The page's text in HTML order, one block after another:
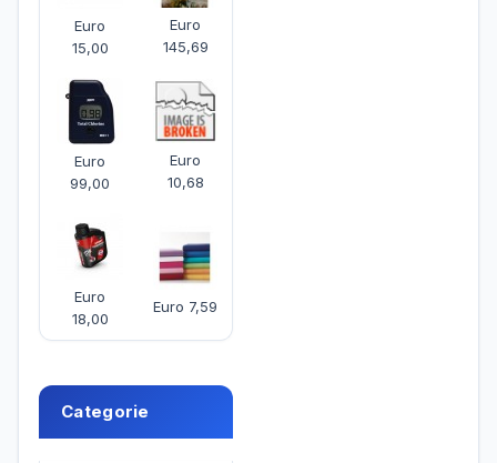
Euro
15,00
Euro
145,69
Euro
99,00
Euro
10,68
Euro
18,00
Euro 7,59
Categorie